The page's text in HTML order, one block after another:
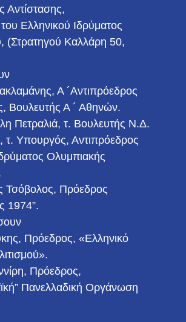
Αντίστασης,
Ελληνικού Ιδρύματος
(Στρατηγού Καλλάρη 50,
Α ´Αντιπρόεδρος
Βουλευτής Α ´ Αθηνών.
Πετραλιά, τ. Βουλευτής Ν.Δ.
τ. Υπουργός, Αντιπρόεδρος
Ολυμπιακής
Τσόβολος, Πρόεδρος
1974”.
Πρόεδρος, «Ελληνικό
Πρόεδρος,
Πανελλαδική Οργάνωση